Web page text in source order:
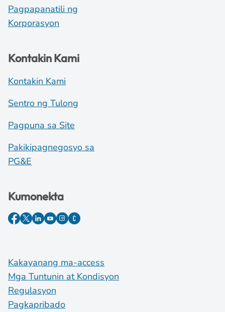
Pagpapanatili ng
Korporasyon
Kontakin Kami
Kontakin Kami
Sentro ng Tulong
Pagpuna sa Site
Pakikipagnegosyo sa
PG&E
Kumonekta
Kakayanang ma-access
Mga Tuntunin at Kondisyon
Regulasyon
Pagkapribado